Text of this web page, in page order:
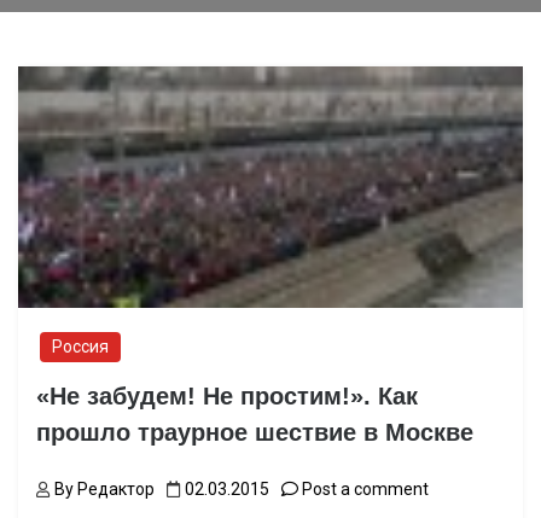
Россия
«Не забудем! Не простим!». Как
прошло траурное шествие в Москве
By Редактор 02.03.2015 Post a comment